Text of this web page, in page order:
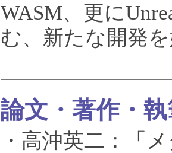
WASM、更に
む、新たな開発
論文・著作・
・高沖英二：「